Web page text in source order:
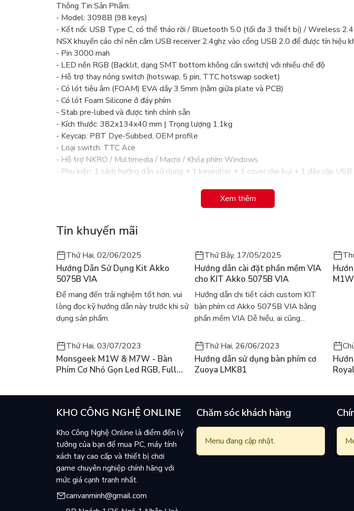
Thông Tin Sản Phẩm:
- Model: 3098B (98 keys)
- Kết nối: USB Type C, có thể tháo rời / Bluetooth 5.0 (tối đa 3 thiết bị) / Wireless
NSX khuyến cáo chỉ nên cắm USB receiver 2.4ghz vào cổng USB 2.0 để được tín hiệu
- Pin 3000 mah
- LED nền RGB (Backlit, dạng SMT bottom không cấn switch) với nhiều chế độ
- Hỗ trợ thay nóng switch (hotswap, 5 pin, TTC hotswap socket)
- Có lót tiêu âm (FOAM) EVA dầy 3.5mm (nằm giữa plate và PCB)
- Có lót Foam Silicone ở đáy phím
- Stab pre-lubed và được tinh chỉnh sẵn
- Kích thước: 382x134x40 mm | Trọng lượng 1.1kg
- Keycap: PBT Dye-Subbed, OEM profile
- Loại switch: TTC Ace
- Hỗ trợ NKRO / Multimedia / Macro / Khóa phím Windows
- Phụ kiện: 1 sách hướng dẫn sử dụng + 1 keypuller + 1 cover che bụi + 1 dây cáp
- Tương thích: Windows / MacOS / Linux (có hỗ trợ MAC Function)
- Bàn phím AKKO khi kết nối với MacOS: (Ctrl -> Control | Windows -> Command | Alt
Hotkey của AKKO 3098B Multi-modes World Tour Tokyo R2
Xem thêm
Tin khuyến mãi
Thứ Hai, 02/06/2025
Hướng Dẫn Sử Dụng Kit Akko
5075B VIA
Để mang đến trải nghiệm tốt hơn, vui
lòng đọc kỹ hướng dẫn này trước khi sử
dụng sản phẩm.
Thứ Bảy, 17/05/2025
Hướng dẫn cài đặt phần mềm VIA
cho KIT Akko 5075B VIA
Hướng dẫn chi tiết cách custom KIT
bàn phím cơ Akko 5075B VIA bằng
phần mềm VIA Dễ hiểu, ai cũng...
M1W
Thứ Hai, 03/07/2023
Monsgeek M1W & M7W - Bàn
Phím Cơ Nhỏ Gọn Led RGB, Full
Thứ Hai, 26/06/2023
Hướng dẫn sử dụng bàn phím cơ
Zuoya LMK81
KHO CÔNG NGHỆ ONLINE
Kho Công Nghệ Online là điểm đến lý
tưởng của bạn để mua PC, máy tính
xách tay cao cấp và thiết bị chơi
game chuyên nghiệp chính hãng với
mức giá cạnh tranh nhất.
canvanminh@gmail.com
Chăm sóc khách hàng
Menu đang cập nhật.